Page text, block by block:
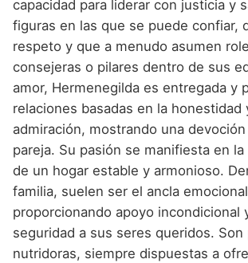
capacidad para liderar con justicia y
figuras en las que se puede confiar,
respeto y que a menudo asumen
consejeras o pilares dentro de sus
amor, Hermenegilda es entregada y
relaciones basadas en la honestidad
admiración, mostrando una
pareja. Su pasión se manifiesta en
de un hogar estable y armonioso.
familia, suelen ser el ancla
proporcionando apoyo incondicional
seguridad a sus seres queridos.
nutridoras, siempre dispuestas a